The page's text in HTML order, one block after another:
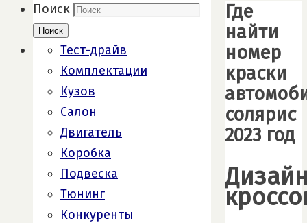
Где
найти
номер
краски
солярис
2023 год
Поиск
Поиск
Тест-драйв
Комплектации
Кузов
Салон
Двигатель
Коробка
Подвеска
Тюнинг
Конкуренты